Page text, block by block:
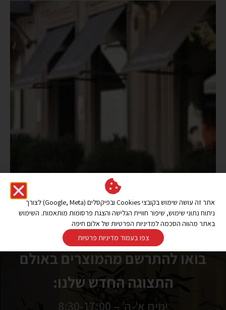
בואו להתרשם מהמוצרים באולם
התצוגה החדש שלנו:
ימים א’-ה’ – 8:30-17:00
אתר זה עושה שימוש בקובצי Cookies ובפיקסלים (Google, Meta) לצורך
ניתוח נתוני שימוש, שיפור חוויית הגלישה והצגת פרסומות מותאמות. השימוש
באתר מהווה הסכמה למדיניות הפרטיות של אלום חיפה
צפו בעמוד מדיניות פרטיות